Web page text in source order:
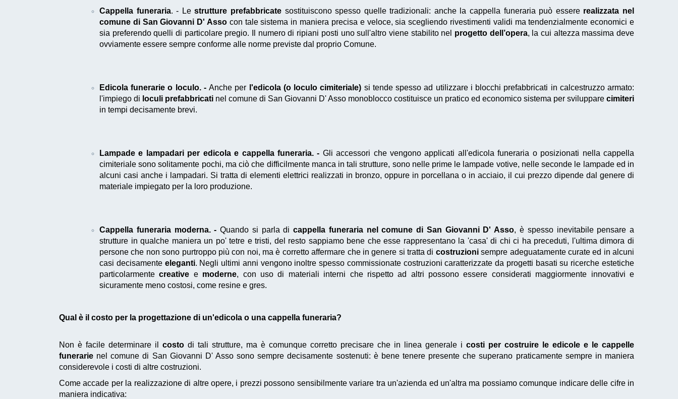
Cappella funeraria. - Lestrutture prefabbricatesostituiscono spesso quelle tradizionali: anche la cappella funeraria può essere realizzata nel
comune di San Giovanni D' Asso con tale sistema in maniera precisa e veloce, sia scegliendo rivestimenti validi ma tendenzialmente economici e
sia preferendo quelli di particolare pregio. Il numero di ripiani posti uno sull'altro viene stabilito nel progetto dell’opera, la cui altezza massima deve
ovviamente essere sempre conforme alle norme previste dal proprio Comune.
Edicola funerarie o loculo. -Anche per l'edicola (o loculo cimiteriale) si tende spesso ad utilizzare i blocchi prefabbricati in calcestruzzo armato:
l'impiego di loculi prefabbricati nel comune di San Giovanni D' Asso monoblocco costituisce un pratico ed economico sistema per sviluppare cimiteri
in tempi decisamente brevi.
Lampade e lampadari per edicola e cappella funeraria. - Gli accessori che vengono applicati all'edicola funeraria o posizionati nella cappella
cimiteriale sono solitamente pochi, ma ciò che difficilmente manca in tali strutture, sono nelle prime le lampade votive, nelle seconde le lampade ed in
alcuni casi anche i lampadari. Si tratta di elementi elettrici realizzati in bronzo, oppure in porcellana o in acciaio, il cui prezzo dipende dal genere di
materiale impiegato per la loro produzione.
Cappella funeraria moderna. - Quando si parla dicappella funeraria nel comune di San Giovanni D' Asso, è spesso inevitabile pensare a
strutture in qualche maniera un po' tetre e tristi, del resto sappiamo bene che esse rappresentano la 'casa' di chi ci ha preceduti, l'ultima dimora di
persone che non sono purtroppo più con noi, ma è corretto affermare che in genere si tratta di costruzionisempre adeguatamente curate ed in alcuni
casi decisamente eleganti. Negli ultimi anni vengono inoltre spesso commissionate costruzioni caratterizzate da progetti basati su ricerche estetiche
particolarmentecreative e moderne, con uso di materiali interni che rispetto ad altri possono essere considerati maggiormente innovativi e
sicuramente meno costosi, come resine e gres.
Qual è il costo per la progettazione di un'edicola o una cappella funeraria?
Non è facile determinare il costo di tali strutture, ma è comunque corretto precisare che in linea generale i costi per costruire le edicole e le cappelle
funerarie nel comune di San Giovanni D' Asso sono sempre decisamente sostenuti: è bene tenere presente che superano praticamente sempre in maniera
considerevole i costi di altre costruzioni.
Come accade per la realizzazione di altre opere, i prezzi possono sensibilmente variare tra un'azienda ed un'altra ma possiamo comunque indicare delle cifre in
maniera indicativa: